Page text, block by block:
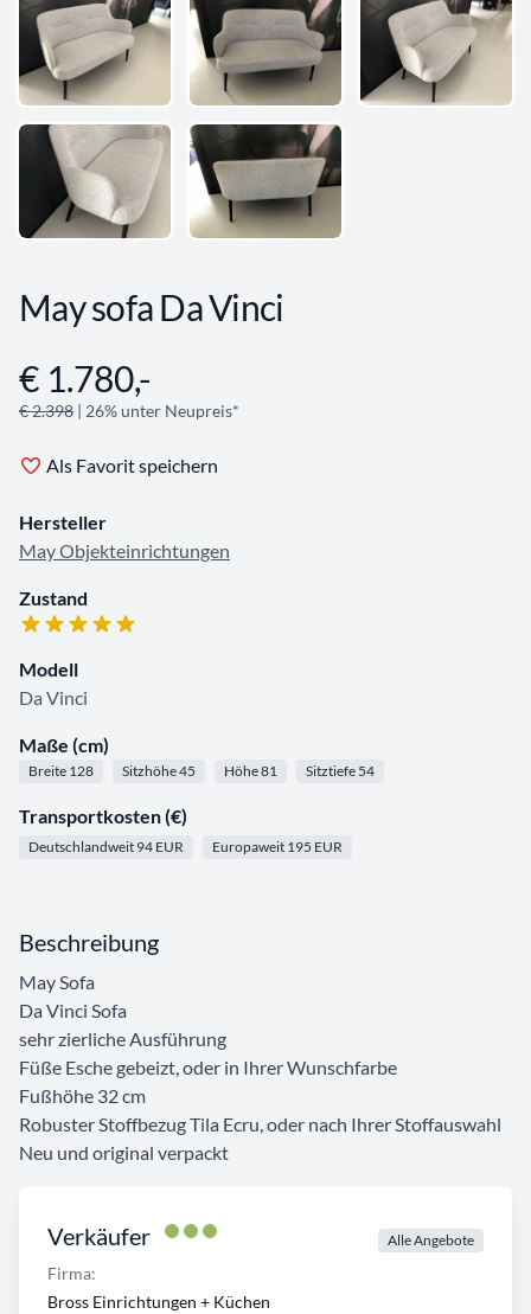
May sofa Da Vinci
Angebotsinformationen
€ 1.780,-
€ 2.398 | 26% unter Neupreis*
Als Favorit speichern
Hersteller
May Objekteinrichtungen
Zustand
Modell
Da Vinci
Maße (cm)
Breite 128 Sitzhöhe 45 Höhe 81 Sitztiefe 54
Transportkosten (€)
Deutschlandweit 94 EUR Europaweit 195 EUR
Verkäufer Alle Angebote
Firma:
Bross Einrichtungen + Küchen
Beschreibung
May Sofa
Da Vinci Sofa
sehr zierliche Ausführung
Füße Esche gebeizt, oder in Ihrer Wunschfarbe
Fußhöhe 32 cm
Robuster Stoffbezug Tila Ecru, oder nach Ihrer Stoffauswahl
Neu und original verpackt